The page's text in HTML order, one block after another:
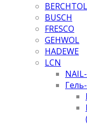
BUSCH
FRESCO
GEHWOL
HADEWE
LCN